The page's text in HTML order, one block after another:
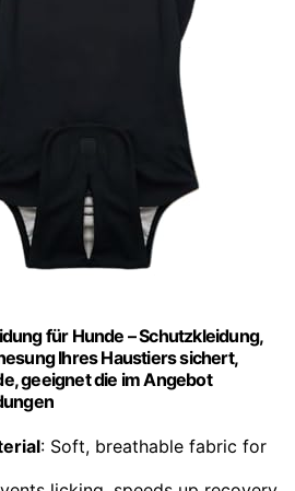
für Hunde – Schutzkleidung,
Ihres Haustiers sichert,
geeignet die im Angebot
: Soft, breathable fabric for